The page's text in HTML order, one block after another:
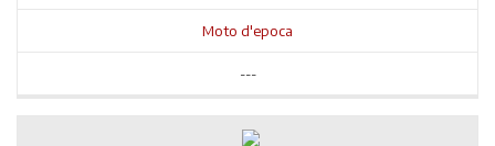
Moto d'epoca
---